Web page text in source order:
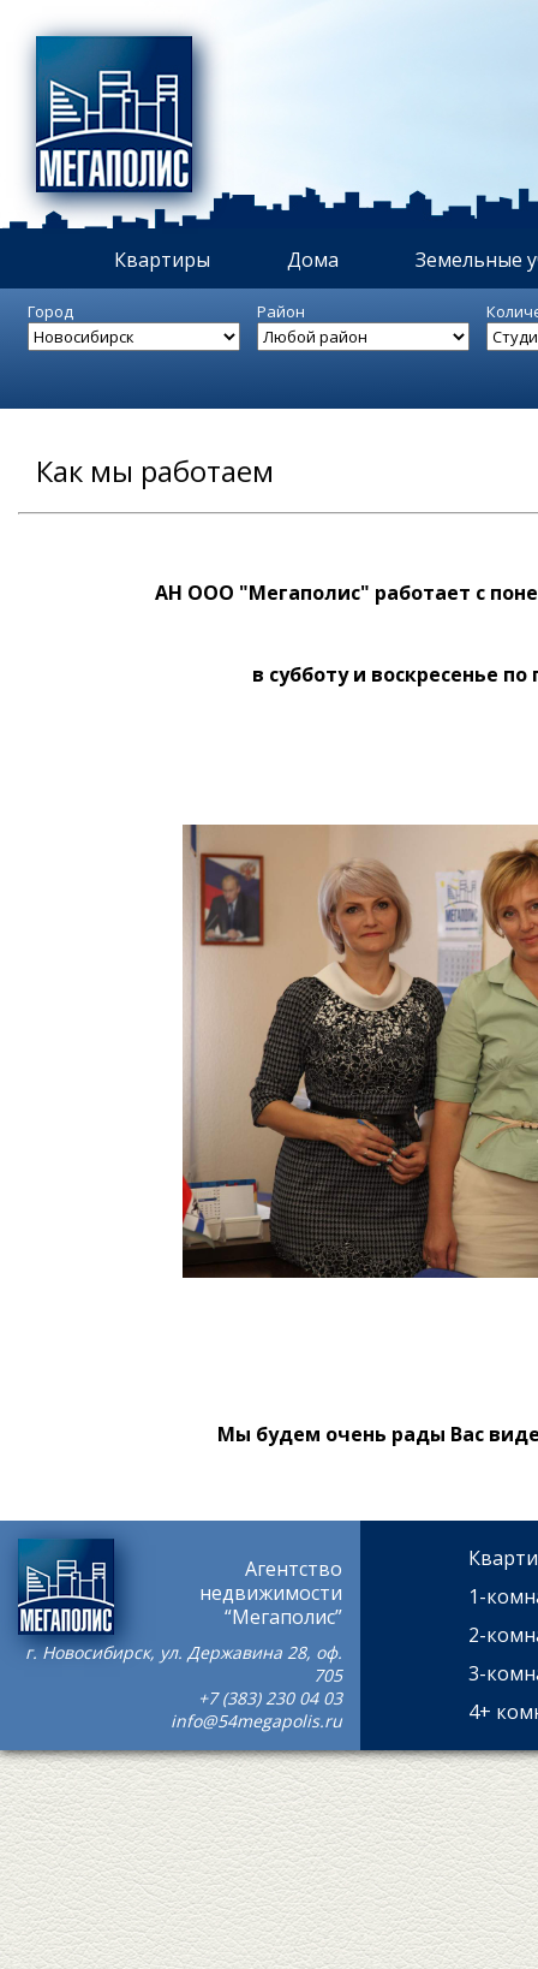
Квартиры Дома Земельные
Город Район
Как мы работаем
АН ООО "Мегаполис" работает с
в субботу и воскресенье
Мы будем очень рады Вас
Агентство
недвижимости
“Мегаполис”
г. Новосибирск, ул. Державина 28, оф.
705
+7 (383) 230 04 03
info@54megapolis.ru
1-
2-
3-
4+